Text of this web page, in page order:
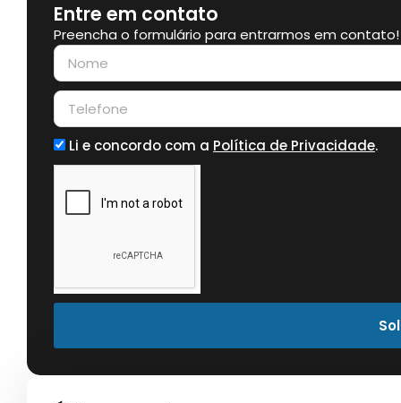
Entre em contato
Preencha o formulário para entrarmos em contato!
Li e concordo com a Política de Privacidade.